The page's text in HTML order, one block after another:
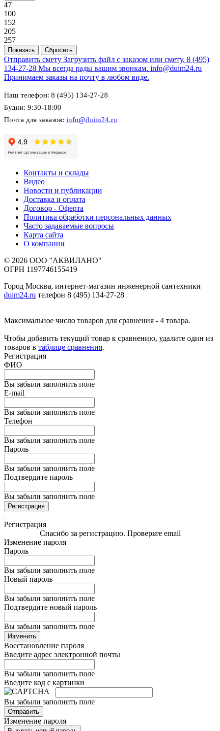
47
100
152
205
257
Отправить смету Загрузить файл с заказом или смету. 8 (495)
134-27-28 Мы всегда рады вашим звонкам. info@duim24.ru
Принимаем заказы на почту в любом виде.
Наш телефон: 8 (495) 134-27-28
Будни: 9:30-18:00
Почта для заказов: info@duim24.ru
Контакты и склады
Видео
Новости и публикации
Доставка и оплата
Договор - Оферта
Политика обработки персональных данных
Часто задаваемые вопросы
Карта сайта
О компании
© 2026 ООО "АКВИЛАНО"
ОГРН 1197746155419
Город Москва, интернет-магазин инженерной сантехники
duim24.ru телефон 8 (495) 134-27-28
Максимальное число товаров для сравнения - 4 товара.
Чтобы добавить текущий товар к сравнению, удалите один из
товаров в таблице сравнения.
Регистрация
ФИО
Вы забыли заполнить поле
E-mail
Вы забыли заполнить поле
Телефон
Вы забыли заполнить поле
Пароль
Вы забыли заполнить поле
Подтвердите пароль
Вы забыли заполнить поле
Регистрация
Регистрация
Спасибо за регистрацию. Проверьте email
Изменение пароля
Пароль
Вы забыли заполнить поле
Новый пароль
Вы забыли заполнить поле
Подтвердите новый пароль
Вы забыли заполнить поле
Изменить
Восстановление пароля
Введите адрес электронной почты
Вы забыли заполнить поле
Введите код с картинки
Вы забыли заполнить поле
Отправить
Изменение пароля